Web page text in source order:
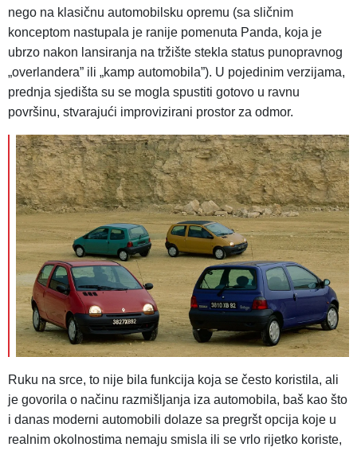
nego na klasičnu automobilsku opremu (sa sličnim
konceptom nastupala je ranije pomenuta Panda, koja je
ubrzo nakon lansiranja na tržište stekla status punopravnog
„overlandera” ili „kamp automobila”). U pojedinim verzijama,
prednja sjedišta su se mogla spustiti gotovo u ravnu
površinu, stvarajući improvizirani prostor za odmor.
Ruku na srce, to nije bila funkcija koja se često koristila, ali
je govorila o načinu razmišljanja iza automobila, baš kao što
i danas moderni automobili dolaze sa pregršt opcija koje u
realnim okolnostima nemaju smisla ili se vrlo rijetko koriste,